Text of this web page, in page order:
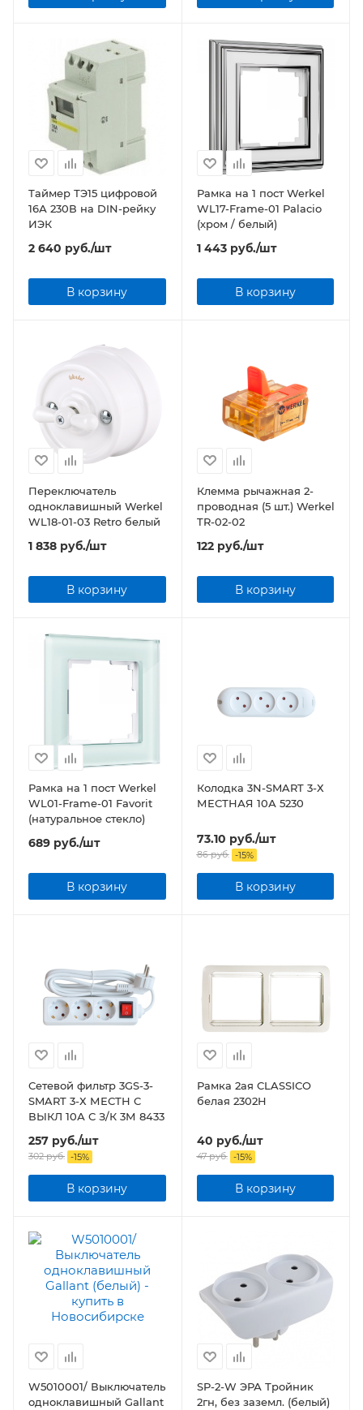
Таймер ТЭ15 цифровой
16А 230В на DIN-рейку
ИЭК
2 640 руб./шт
В корзину
Рамка на 1 пост Werkel
WL17-Frame-01 Palacio
(хром / белый)
1 443руб./шт
В корзину
Переключатель
одноклавишный Werkel
WL18-01-03 Retro белый
1 838 руб./шт
В корзину
Клемма рычажная 2-
проводная (5 шт.) Werkel
TR-02-02
122руб./шт
В корзину
Рамка на 1 пост Werkel
WL01-Frame-01 Favorit
(натуральное стекло)
689 руб./шт
В корзину
Колодка 3N-SMART 3-Х
МЕСТНАЯ 10А 5230
73.10 руб./шт
86руб. -15%
В корзину
Сетевой фильтр 3GS-3-
SMART 3-Х МЕСТН C
ВЫКЛ 10А С З/К 3М 8433
257 руб./шт
302руб. -15%
В корзину
Рамка 2ая CLASSICO
белая 2302H
40 руб./шт
47руб. -15%
В корзину
W5010001/ Выключатель
одноклавишный Gallant
SP-2-W ЭРА Тройник
2гн, без заземл. (белый)